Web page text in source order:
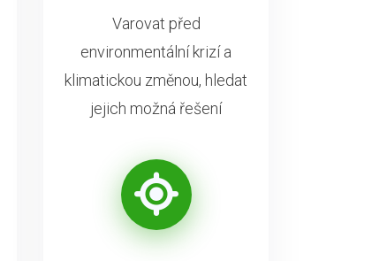
Varovat před
environmentální krizí a
klimatickou změnou, hledat
jejich možná řešení